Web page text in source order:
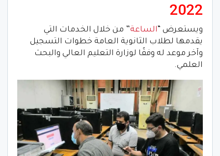
2022
ويستعرض “ الساعة” من خلال الخدمات التي
يقدمها لطلاب الثانوية العامة خطوات التسجيل
وآخر موعد له وفقًا لوزارة التعليم العالي والبحث
العلمي.